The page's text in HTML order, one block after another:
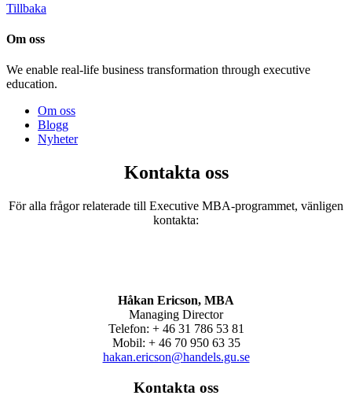
Tillbaka
Om oss
We enable real-life business transformation through executive
education.
Om oss
Blogg
Nyheter
Kontakta oss
För alla frågor relaterade till Executive MBA-programmet, vänligen
kontakta:
Håkan Ericson, MBA
Managing Director
Telefon: + 46 31 786 53 81
Mobil: + 46 70 950 63 35
hakan.ericson@handels.gu.se
Kontakta oss